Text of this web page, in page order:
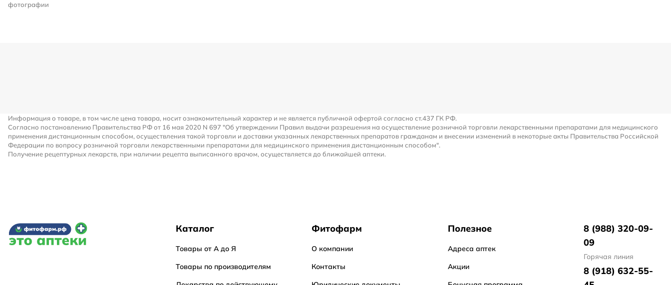
фотографии
Информация о товаре, в том числе цена товара, носит ознакомительный характер и не является публичной офертой согласно ст.437 ГК РФ.
Согласно постановлению Правительства РФ от 16 мая 2020 N 697 "Об утверждении Правил выдачи разрешения на осуществление розничной торговли лекарственными препаратами для медицинского
применения дистанционным способом, осуществления такой торговли и доставки указанных лекарственных препаратов гражданам и внесении изменений в некоторые акты Правительства Российской
Федерации по вопросу розничной торговли лекарственными препаратами для медицинского применения дистанционным способом".
Получение рецептурных лекарств, при наличии рецепта выписанного врачом, осуществляется до ближайшей аптеки.
Каталог
Товары от А до Я
Товары по производителям
Фитофарм
О компании
Контакты
Полезное
Адреса аптек
Акции
8 (988) 320-09-
09
Горячая линия
8 (918) 632-55-